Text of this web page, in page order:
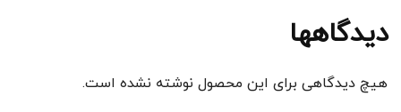
دیدگاهها
هیچ دیدگاهی برای این محصول نوشته نشده است.